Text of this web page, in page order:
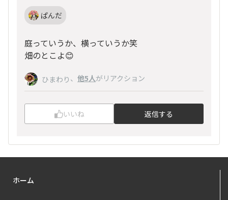
ぱんだ
庭っていうか、横っていうか笑
畑のとこよ😊
ひまわり 、 他5人がリアクション
いいね 返信する
ホーム